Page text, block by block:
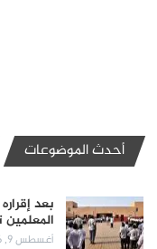
أحدث الموضوعات
بعد
أغسطس 9, 2026